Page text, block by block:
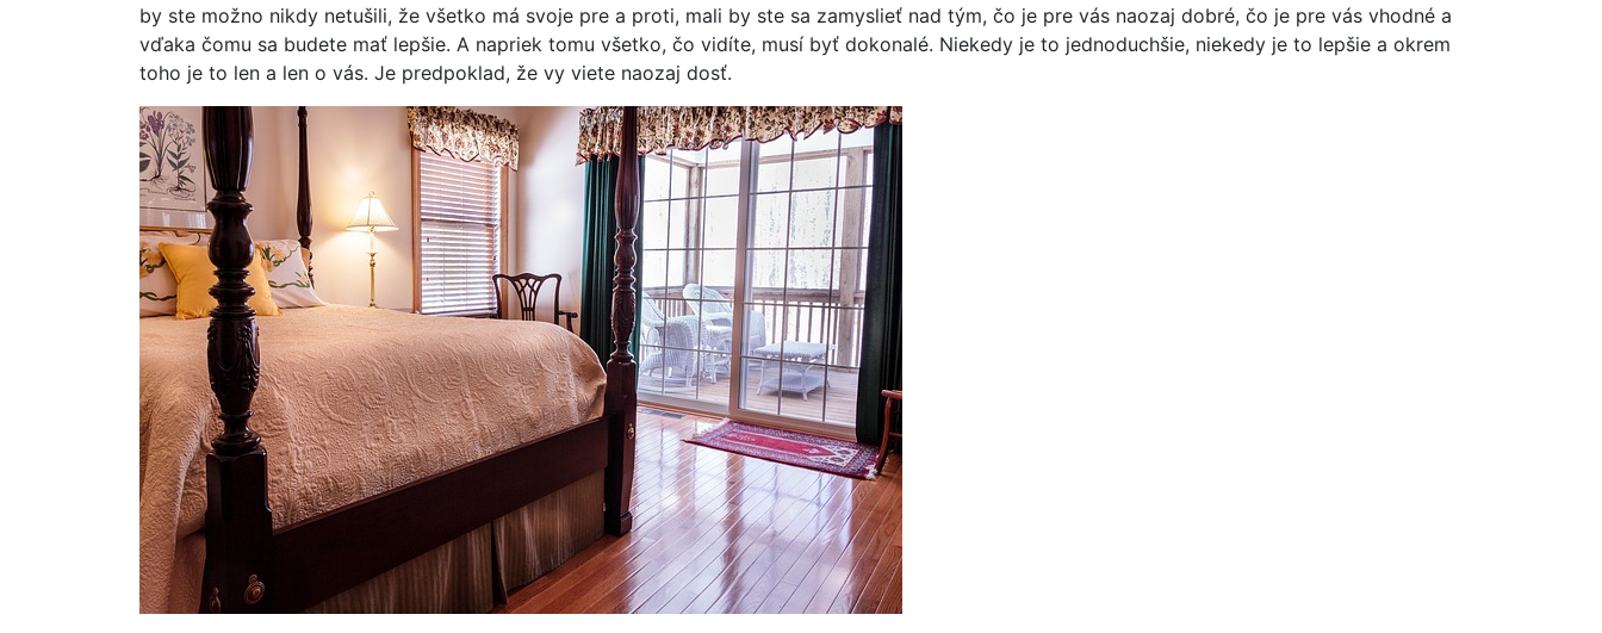
by ste možno nikdy netušili, že všetko má svoje pre a proti, mali by ste sa zamyslieť nad tým, čo je pre vás naozaj dobré, čo je pre vás vhodné a
vďaka čomu sa budete mať lepšie. A napriek tomu všetko, čo vidíte, musí byť dokonalé. Niekedy je to jednoduchšie, niekedy je to lepšie a okrem
toho je to len a len o vás. Je predpoklad, že vy viete naozaj dosť.